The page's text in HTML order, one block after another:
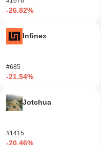
-26.82%
Infinex
#685
-21.54%
Jotchua
#1415
-20.46%